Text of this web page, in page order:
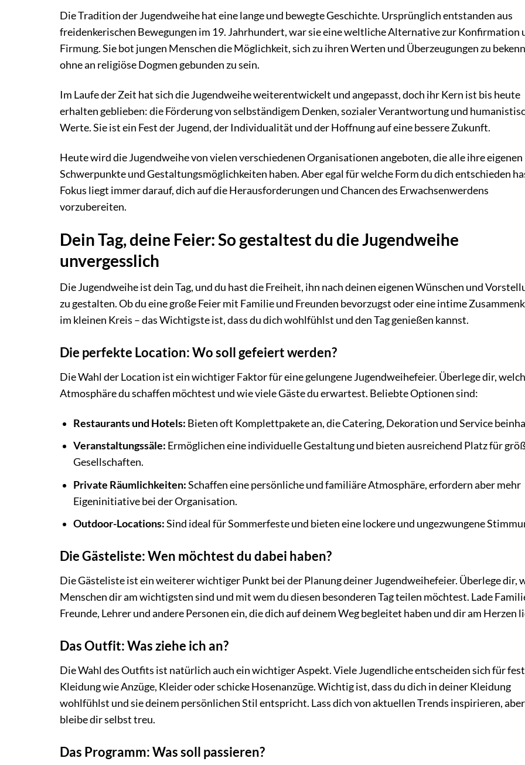
Die Tradition der Jugendweihe hat eine lange und bewegte Geschichte. Ursprünglich entstanden aus
freidenkerischen Bewegungen im 19. Jahrhundert, war sie eine weltliche Alternative zur Konfirmation
Firmung. Sie bot jungen Menschen die Möglichkeit, sich zu ihren Werten und Überzeugungen zu
ohne an religiöse Dogmen gebunden zu sein.
Im Laufe der Zeit hat sich die Jugendweihe weiterentwickelt und angepasst, doch ihr Kern ist bis heute
erhalten geblieben: die Förderung von selbständigem Denken, sozialer Verantwortung und
Werte. Sie ist ein Fest der Jugend, der Individualität und der Hoffnung auf eine bessere Zukunft.
Heute wird die Jugendweihe von vielen verschiedenen Organisationen angeboten, die alle ihre eigenen
Schwerpunkte und Gestaltungsmöglichkeiten haben. Aber egal für welche Form du dich entschieden
Fokus liegt immer darauf, dich auf die Herausforderungen und Chancen des Erwachsenwerdens
vorzubereiten.
Dein Tag, deine Feier: So gestaltest du die Jugendweihe
unvergesslich
Die Jugendweihe ist dein Tag, und du hast die Freiheit, ihn nach deinen eigenen Wünschen und
zu gestalten. Ob du eine große Feier mit Familie und Freunden bevorzugst oder eine intime
im kleinen Kreis – das Wichtigste ist, dass du dich wohlfühlst und den Tag genießen kannst.
Die perfekte Location: Wo soll gefeiert werden?
Die Wahl der Location ist ein wichtiger Faktor für eine gelungene Jugendweihefeier. Überlege dir,
Atmosphäre du schaffen möchtest und wie viele Gäste du erwartest. Beliebte Optionen sind:
Restaurants und Hotels: Bieten oft Komplettpakete an, die Catering, Dekoration und Service
Veranstaltungssäle: Ermöglichen eine individuelle Gestaltung und bieten ausreichend Platz für
Gesellschaften.
Private Räumlichkeiten:Schaffen eine persönliche und familiäre Atmosphäre, erfordern aber mehr
Eigeninitiative bei der Organisation.
Outdoor-Locations:Sind ideal für Sommerfeste und bieten eine lockere und ungezwungene
Die Gästeliste: Wen möchtest du dabei haben?
Die Gästeliste ist ein weiterer wichtiger Punkt bei der Planung deiner Jugendweihefeier. Überlege dir,
Menschen dir am wichtigsten sind und mit wem du diesen besonderen Tag teilen möchtest. Lade
Freunde, Lehrer und andere Personen ein, die dich auf deinem Weg begleitet haben und dir am Herzen
Das Outfit: Was ziehe ich an?
Die Wahl des Outfits ist natürlich auch ein wichtiger Aspekt. Viele Jugendliche entscheiden sich für
Kleidung wie Anzüge, Kleider oder schicke Hosenanzüge. Wichtig ist, dass du dich in deiner Kleidung
wohlfühlst und sie deinem persönlichen Stil entspricht. Lass dich von aktuellen Trends inspirieren, aber
bleibe dir selbst treu.
Das Programm: Was soll passieren?